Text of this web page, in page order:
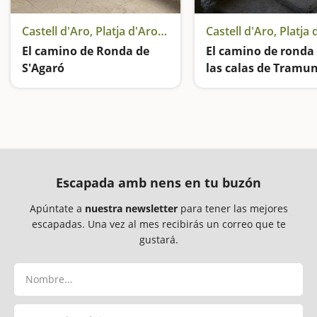
Castell d'Aro, Platja d'Aro y S'Agaró
El camino de Ronda de
S'Agaró
El camino de
las calas de
Escapada amb nens en tu buzón
Apúntate a nuestra newsletterpara tener las mejores
escapadas. Una vez al mes recibirás un correo que te
gustará.